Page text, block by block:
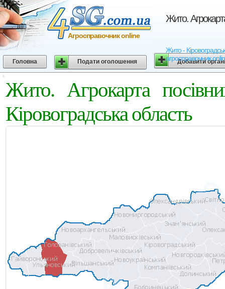
Жито.
Жито -
агросправочник
Агросправочник online
Головна Подати оголошення Добавити
Жито. Агрокарта
Кіровоградська область